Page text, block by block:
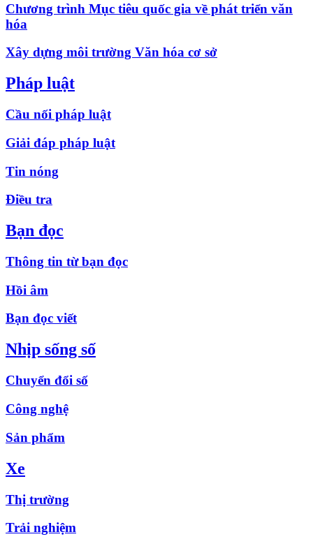
Chương trình Mục tiêu quốc gia về phát triển văn
hóa
Xây dựng môi trường Văn hóa cơ sở
Pháp luật
Cầu nối pháp luật
Giải đáp pháp luật
Tin nóng
Điều tra
Bạn đọc
Thông tin từ bạn đọc
Hồi âm
Bạn đọc viết
Nhịp sống số
Chuyển đổi số
Công nghệ
Sản phẩm
Xe
Thị trường
Trải nghiệm